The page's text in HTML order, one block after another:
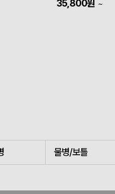
35,800원 ~
물병/보틀